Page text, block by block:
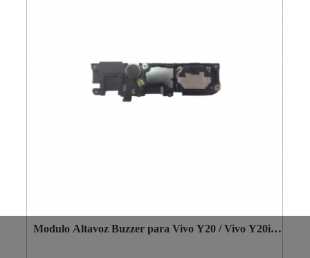
Modulo Altavoz Buzzer para Vivo Y20 / Vivo Y20i /